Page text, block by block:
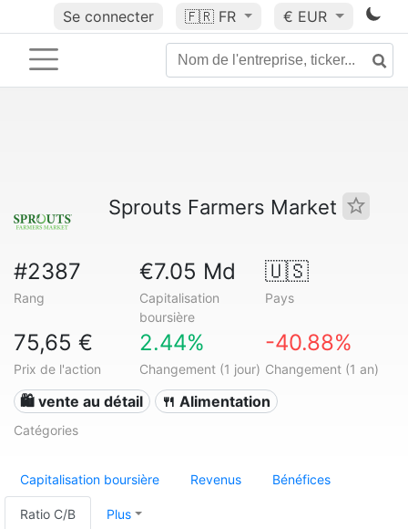
Se connecter 🇫🇷 FR € EUR
Sprouts Farmers Market
#2387
Rang
€7.05 Md
Capitalisation
boursière
🇺🇸
Pays
75,65 €
Prix de l'action
2.44%
Changement (1 jour)
-40.88%
Changement (1 an)
🛍️ vente au détail 🍴 Alimentation
Catégories
Capitalisation boursière Revenus Bénéfices
Ratio C/B Plus